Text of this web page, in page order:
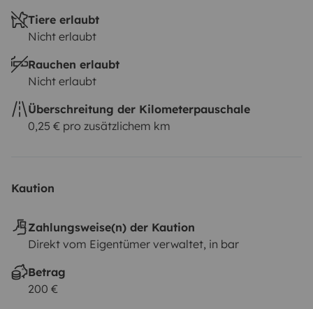
Tiere erlaubt
Nicht erlaubt
Rauchen erlaubt
Nicht erlaubt
Überschreitung der Kilometerpauschale
0,25 € pro zusätzlichem km
Kaution
Zahlungsweise(n) der Kaution
Direkt vom Eigentümer verwaltet, in bar
Betrag
200 €